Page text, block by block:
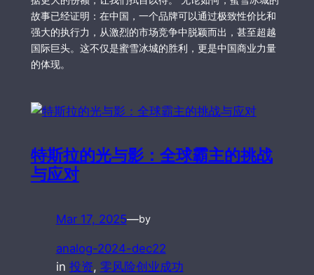
故事已经证明：在中国，一个品牌可以通过极致性价比和
强大的执行力，从激烈的市场竞争中脱颖而出，甚至超越
国际巨头。这不仅是蜜雪冰城的胜利，更是中国商业力量
的体现。
特斯拉的光与影：全球霸主的挑战
与应对
Mar 17, 2025—by
analog-2024-dec22
in 投资, 零风险创业成功